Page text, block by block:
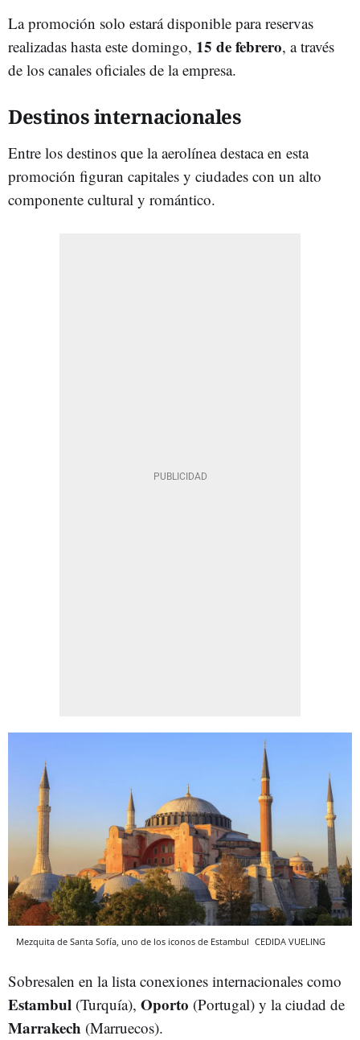
La promoción solo estará disponible para reservas
realizadas hasta este domingo, 15 de febrero, a través
de los canales oficiales de la empresa.
Destinos internacionales
Entre los destinos que la aerolínea destaca en esta
promoción figuran capitales y ciudades con un alto
componente cultural y romántico.
Mezquita de Santa Sofía, uno de los iconos de Estambul CEDIDA VUELING
Sobresalen en la lista conexiones internacionales como
Estambul (Turquía), Oporto (Portugal) y la ciudad de
Marrakech (Marruecos).